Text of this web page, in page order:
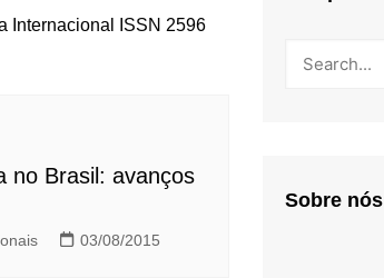
Internacional ISSN 2596
no Brasil: avanços
03/08/2015
Sobre nós